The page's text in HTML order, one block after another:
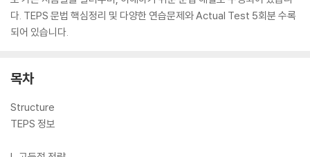
다. TEPS 문법 핵심정리 및 다양한 연습문제와 Actual Test 5회분 수록
되어 있습니다.
목차
Structure
TEPS 정보